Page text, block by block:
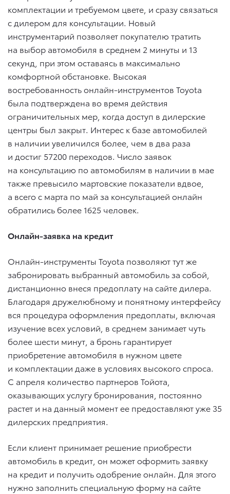
комплектации и требуемом цвете, и сразу связаться
с дилером для консультации. Новый
инструментарий позволяет покупателю тратить
на выбор автомобиля в среднем 2 минуты и 13
секунд, при этом оставаясь в максимально
комфортной обстановке. Высокая
востребованность онлайн-инструментов Toyota
была подтверждена во время действия
ограничительных мер, когда доступ в дилерские
центры был закрыт. Интерес к базе автомобилей
в наличии увеличился более, чем в два раза
и достиг 57200 переходов. Число заявок
на консультацию по автомобилям в наличии в мае
также превысило мартовские показатели вдвое,
а всего с марта по май за консультацией онлайн
обратились более 1625 человек.
Онлайн-заявка на кредит
Онлайн-инструменты Toyota позволяют тут же
забронировать выбранный автомобиль за собой,
дистанционно внеся предоплату на сайте дилера.
Благодаря дружелюбному и понятному интерфейсу
вся процедура оформления предоплаты, включая
изучение всех условий, в среднем занимает чуть
более шести минут, а бронь гарантирует
приобретение автомобиля в нужном цвете
и комплектации даже в условиях высокого спроса.
С апреля количество партнеров Тойота,
оказывающих услугу бронирования, постоянно
растет и на данный момент ее предоставляют уже 35
дилерских предприятия.
Если клиент принимает решение приобрести
автомобиль в кредит, он может оформить заявку
на кредит и получить одобрение онлайн. Для этого
нужно заполнить специальную форму на сайте